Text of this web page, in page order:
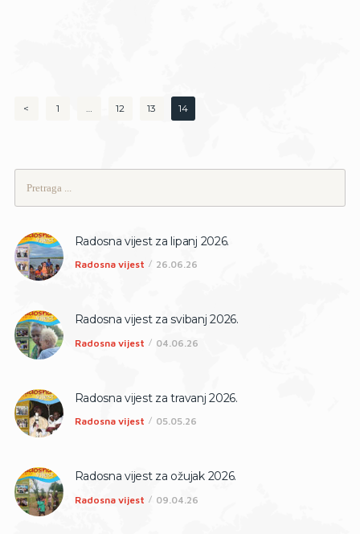
Brojevi
< PAGE
1 … PAGE
12 PAGE
13 PAGE
14
Radosna vijest za lipanj 2026.
Radosna vijest 26.06.26
Radosna vijest za svibanj 2026.
Radosna vijest 04.06.26
Radosna vijest za travanj 2026.
Radosna vijest 05.05.26
Radosna vijest za ožujak 2026.
Radosna vijest 09.04.26